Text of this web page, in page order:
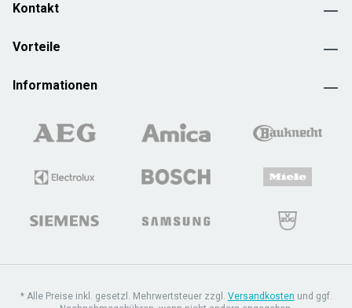
Kontakt
Vorteile
Informationen
* Alle Preise inkl. gesetzl. Mehrwertsteuer zzgl. Versandkosten und ggf.